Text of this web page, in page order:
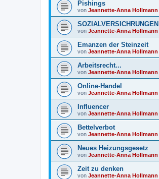
Pishings
von Jeannette-Anna Hollmann
SOZIALVERSICHRUNGEN
von Jeannette-Anna Hollmann
Emanzen der Steinzeit
von Jeannette-Anna Hollmann
Arbeitsrecht...
von Jeannette-Anna Hollmann
Online-Handel
von Jeannette-Anna Hollmann
Influencer
von Jeannette-Anna Hollmann
Bettelverbot
von Jeannette-Anna Hollmann
Neues Heizungsgesetz
von Jeannette-Anna Hollmann
Zeit zu denken
von Jeannette-Anna Hollmann